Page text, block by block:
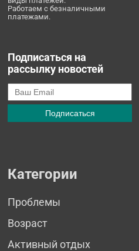
Работаем с безналичными
платежами.
Подписаться на
рассылку новостей
Категории
Проблемы
Возраст
Активный отдых